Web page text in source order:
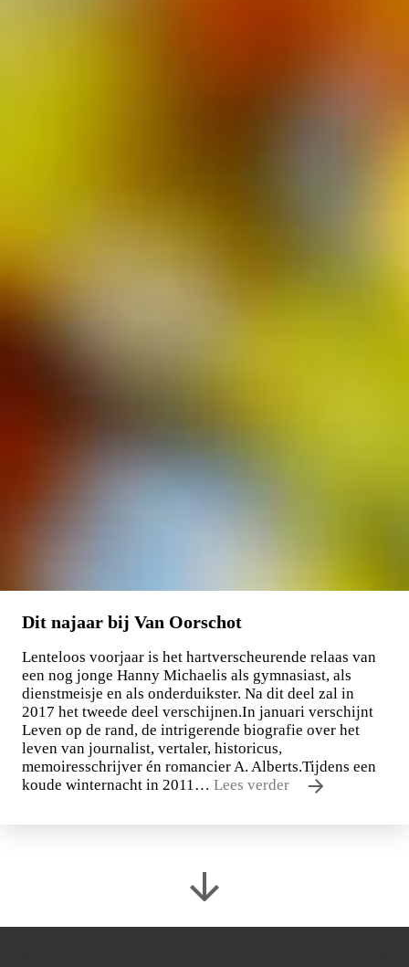
Dit najaar bij Van Oorschot
Lenteloos voorjaar is het hartverscheurende relaas van
een nog jonge Hanny Michaelis als gymnasiast, als
dienstmeisje en als onderduikster. Na dit deel zal in
2017 het tweede deel verschijnen.In januari verschijnt
Leven op de rand, de intrigerende biografie over het
leven van journalist, vertaler, historicus,
memoiresschrijver én romancier A. Alberts.Tijdens een
koude winternacht in 2011… Lees verder